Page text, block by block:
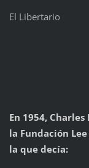
El Libertario
En 1954,
la Fundación
la que decía: